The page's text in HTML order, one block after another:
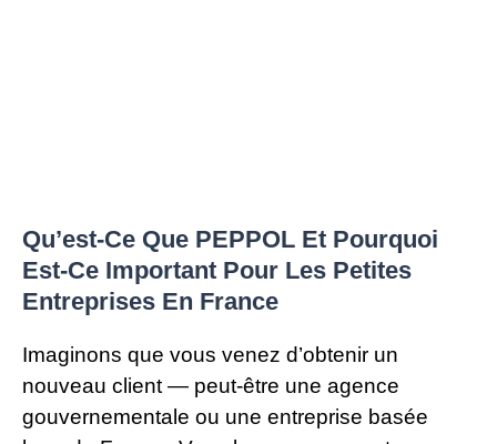
Qu’est-Ce Que PEPPOL Et Pourquoi
Est-Ce Important Pour Les Petites
Entreprises En France
Imaginons que vous venez d’obtenir un
nouveau client — peut-être une agence
gouvernementale ou une entreprise basée